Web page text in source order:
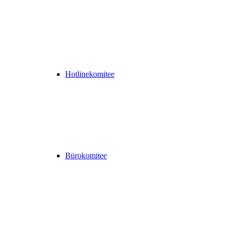
Hotlinekomitee
Bürokomitee